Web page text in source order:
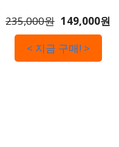
235,000원 149,000원
< 지금 구매! >